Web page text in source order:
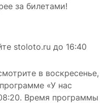
за билетами!
stoloto.ru до 16:40
в воскресенье,
«У нас
Время программы